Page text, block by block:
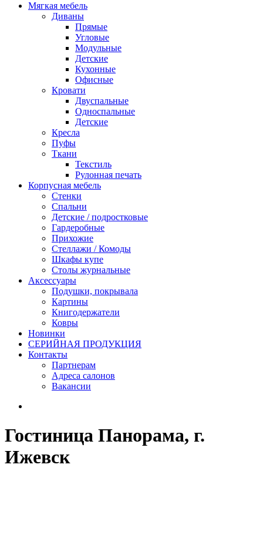
Мягкая мебель
Диваны
Прямые
Угловые
Модульные
Детские
Кухонные
Офисные
Кровати
Двуспальные
Односпальные
Детские
Кресла
Пуфы
Ткани
Текстиль
Рулонная печать
Корпусная мебель
Стенки
Спальни
Детские / подростковые
Гардеробные
Прихожие
Стеллажи / Комоды
Шкафы купе
Столы журнальные
Аксессуары
Подушки, покрывала
Картины
Книгодержатели
Ковры
Новинки
СЕРИЙНАЯ ПРОДУКЦИЯ
Контакты
Партнерам
Адреса салонов
Вакансии
Гостиница Панорама, г.
Ижевск